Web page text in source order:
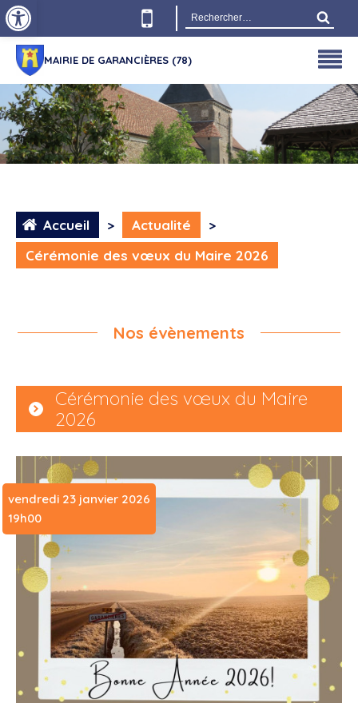
Rechercher :
MAIRIE DE GARANCIÈRES (78)
Accueil > Actualité
>
Cérémonie des vœux du Maire 2026
Nos évènements
Cérémonie des vœux du Maire
2026
vendredi 23 janvier 2026
19h00